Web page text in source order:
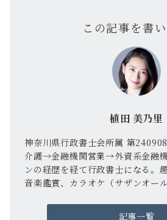
この記事を書
植田 美乃里
神奈川県行政書士会所属 第
介護→金融機関営業→外資系金融
ンの経歴を経て行政書士になる。
音楽鑑賞、カラオケ（サザンオー
記事一覧